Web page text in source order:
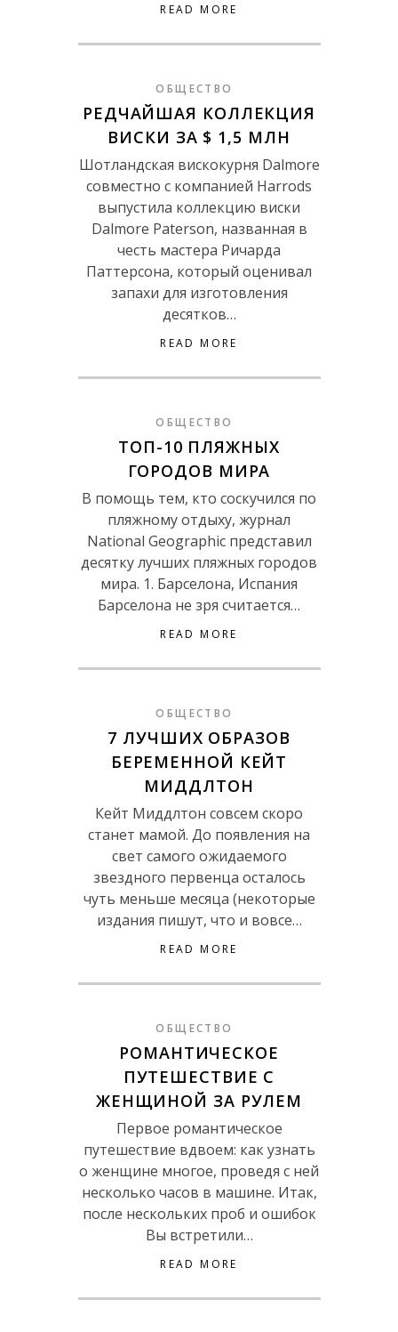
READ MORE
ОБЩЕСТВО
РЕДЧАЙШАЯ КОЛЛЕКЦИЯ
ВИСКИ ЗА $ 1,5 МЛН
Шотландская вискокурня Dalmore
совместно с компанией Harrods
выпустила коллекцию виски
Dalmore Paterson, названная в
честь мастера Ричарда
Паттерсона, который оценивал
запахи для изготовления
десятков…
READ MORE
ОБЩЕСТВО
ТОП-10 ПЛЯЖНЫХ
ГОРОДОВ МИРА
В помощь тем, кто соскучился по
пляжному отдыху, журнал
National Geographic представил
десятку лучших пляжных городов
мира. 1. Барселона, Испания
Барселона не зря считается…
READ MORE
ОБЩЕСТВО
7 ЛУЧШИХ ОБРАЗОВ
БЕРЕМЕННОЙ КЕЙТ
МИДДЛТОН
Кейт Миддлтон совсем скоро
станет мамой. До появления на
свет самого ожидаемого
звездного первенца осталось
чуть меньше месяца (некоторые
издания пишут, что и вовсе…
READ MORE
ОБЩЕСТВО
РОМАНТИЧЕСКОЕ
ПУТЕШЕСТВИЕ С
ЖЕНЩИНОЙ ЗА РУЛЕМ
Первое романтическое
путешествие вдвоем: как узнать
о женщине многое, проведя с ней
несколько часов в машине. Итак,
после нескольких проб и ошибок
Вы встретили…
READ MORE